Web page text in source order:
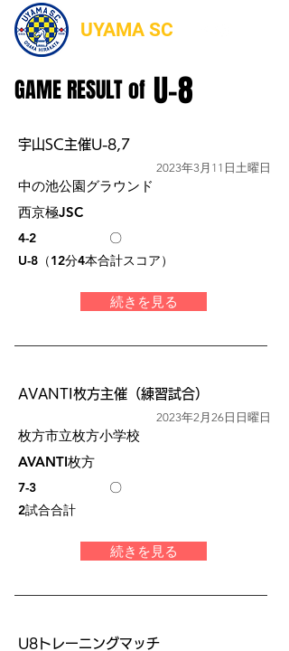
UYAMA SC
GAME RESULT of U-8
宇山SC主催U-8,7
2023年3月11日土曜日
中の池公園グラウンド
西京極JSC
4-2
〇
U-8（12分4本合計スコア）
続きを見る
AVANTI枚方主催（練習試合）
2023年2月26日日曜日
枚方市立枚方小学校
AVANTI枚方
7-3
〇
2試合合計
続きを見る
U8トレーニングマッチ